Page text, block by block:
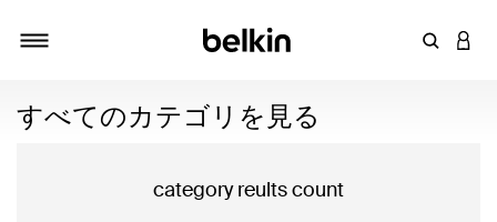
キーワアカ
すべてのカテゴリを見る
category reults count